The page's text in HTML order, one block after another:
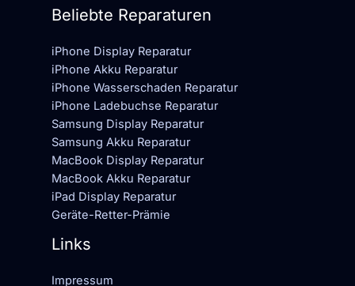
Beliebte Reparaturen
iPhone Display Reparatur
iPhone Akku Reparatur
iPhone Wasserschaden Reparatur
iPhone Ladebuchse Reparatur
Samsung Display Reparatur
Samsung Akku Reparatur
MacBook Display Reparatur
MacBook Akku Reparatur
iPad Display Reparatur
Geräte-Retter-Prämie
Links
Impressum